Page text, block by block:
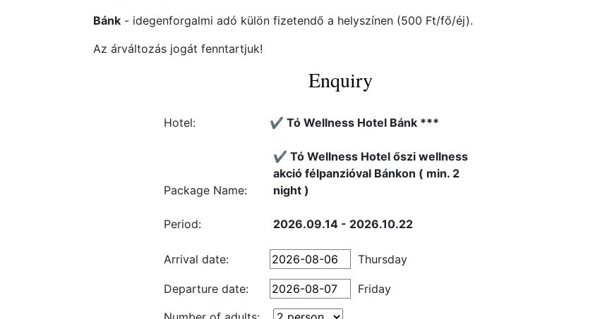
Bánk - idegenforgalmi adó külön fizetendő a helyszínen (500 Ft/fő/éj).
Az árváltozás jogát fenntartjuk!
Enquiry
Hotel: ✔️ Tó Wellness Hotel Bánk ***
Package Name:
✔️ Tó Wellness Hotel őszi wellness
akció félpanzióval Bánkon ( min. 2
night )
Period: 2026.09.14 - 2026.10.22
Arrival date: Thursday
Departure date:
Friday